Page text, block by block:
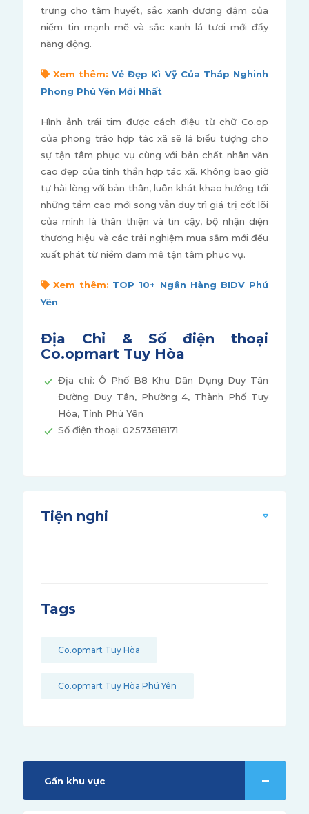
trưng cho tâm huyết, sắc xanh dương đậm của
niềm tin mạnh mẽ và sắc xanh lá tươi mới đầy
năng động.
Xem thêm: Vẻ Đẹp Kì Vỹ Của Tháp Nghinh
Phong Phú Yên Mới Nhất
Hình ảnh trái tim được cách điệu từ chữ Co.op
của phong trào hợp tác xã sẽ là biểu tượng cho
sự tận tâm phục vụ cùng với bản chất nhân văn
cao đẹp của tinh thần hợp tác xã. Không bao giờ
tự hài lòng với bản thân, luôn khát khao hướng tới
những tầm cao mới song vẫn duy trì giá trị cốt lõi
của mình là thân thiện và tin cậy, bộ nhận diện
thương hiệu và các trải nghiệm mua sắm mới đều
xuất phát từ niềm đam mê tận tâm phục vụ.
Xem thêm: TOP 10+ Ngân Hàng BIDV Phú
Yên
Địa Chỉ & Số điện thoại
Co.opmart Tuy Hòa
Địa chỉ: Ô Phố B8 Khu Dân Dụng Duy Tân
Đường Duy Tân, Phường 4, Thành Phố Tuy
Hòa, Tỉnh Phú Yên
Số điện thoại: 02573818171
Tiện nghi
Tags
Co.opmart Tuy Hòa
Co.opmart Tuy Hòa Phú Yên
Gần khu vực